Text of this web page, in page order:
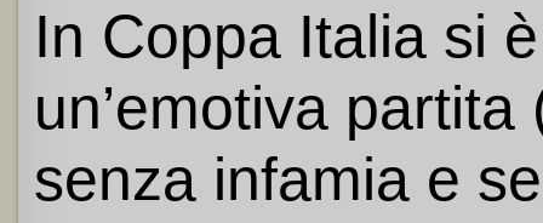
In Coppa Italia si
un’emotiva
senza infamia e